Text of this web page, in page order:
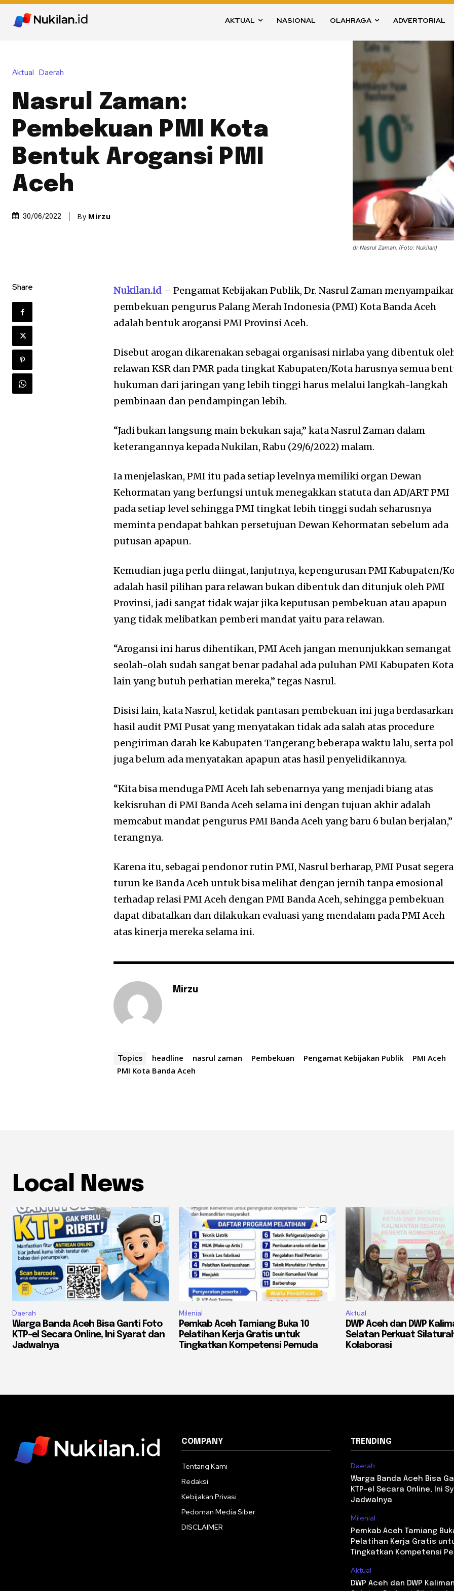
AKTUAL NASIONAL OLAHRAGA ADVERTORIAL
Aktual Daerah
Nasrul Zaman:
Pembekuan PMI Kota
Bentuk Arogansi PMI
Aceh
30/06/2022 By Mirzu
dr Nasrul Zaman. (Foto: Nukilan)
Share Nukilan.id – Pengamat Kebijakan Publik, Dr. Nasrul Zaman
pembekuan pengurus Palang Merah Indonesia (PMI) Kota Banda Aceh
adalah bentuk arogansi PMI Provinsi Aceh.
Disebut arogan dikarenakan sebagai organisasi nirlaba yang dibentuk
relawan KSR dan PMR pada tingkat Kabupaten/Kota harusnya semua
hukuman dari jaringan yang lebih tinggi harus melalui langkah-langkah
pembinaan dan pendampingan lebih.
“Jadi bukan langsung main bekukan saja,” kata Nasrul Zaman dalam
keterangannya kepada Nukilan, Rabu (29/6/2022) malam.
Ia menjelaskan, PMI itu pada setiap levelnya memiliki organ Dewan
Kehormatan yang berfungsi untuk menegakkan statuta dan AD/ART PMI
pada setiap level sehingga PMI tingkat lebih tinggi sudah seharusnya
meminta pendapat bahkan persetujuan Dewan Kehormatan sebelum ada
putusan apapun.
Kemudian juga perlu diingat, lanjutnya, kepengurusan PMI Kabupaten/
adalah hasil pilihan para relawan bukan dibentuk dan ditunjuk oleh PMI
Provinsi, jadi sangat tidak wajar jika keputusan pembekuan atau apapun
yang tidak melibatkan pemberi mandat yaitu para relawan.
“Arogansi ini harus dihentikan, PMI Aceh jangan menunjukkan semangat
seolah-olah sudah sangat benar padahal ada puluhan PMI Kabupaten Kota
lain yang butuh perhatian mereka,” tegas Nasrul.
Disisi lain, kata Nasrul, ketidak pantasan pembekuan ini juga berdasarkan
hasil audit PMI Pusat yang menyatakan tidak ada salah atas procedure
pengiriman darah ke Kabupaten Tangerang beberapa waktu lalu, serta
juga belum ada menyatakan apapun atas hasil penyelidikannya.
“Kita bisa menduga PMI Aceh lah sebenarnya yang menjadi biang atas
kekisruhan di PMI Banda Aceh selama ini dengan tujuan akhir adalah
memcabut mandat pengurus PMI Banda Aceh yang baru 6 bulan berjalan,”
terangnya.
Karena itu, sebagai pendonor rutin PMI, Nasrul berharap, PMI Pusat segera
turun ke Banda Aceh untuk bisa melihat dengan jernih tanpa emosional
terhadap relasi PMI Aceh dengan PMI Banda Aceh, sehingga pembekuan
dapat dibatalkan dan dilakukan evaluasi yang mendalam pada PMI Aceh
atas kinerja mereka selama ini.
Mirzu
Topics headline nasrul zaman Pembekuan Pengamat Kebijakan Publik
PMI Aceh
PMI Kota Banda Aceh
Local News
Daerah
Warga Banda Aceh Bisa Ganti Foto
KTP-el Secara Online, Ini Syarat dan
Jadwalnya
Milenial
Pemkab Aceh Tamiang Buka 10
Pelatihan Kerja Gratis untuk
Tingkatkan Kompetensi Pemuda
Aktual
DWP Aceh dan DWP
Selatan Perkuat
Kolaborasi
COMPANY
Tentang Kami
Redaksi
Kebijakan Privasi
Pedoman Media Siber
DISCLAIMER
TRENDING
Daerah
Warga Banda Aceh Bisa
KTP-el Secara Online, Ini
Jadwalnya
Milenial
Pemkab Aceh Tamiang
Pelatihan Kerja Gratis
Tingkatkan Kompetensi
Aktual
DWP Aceh dan DWP